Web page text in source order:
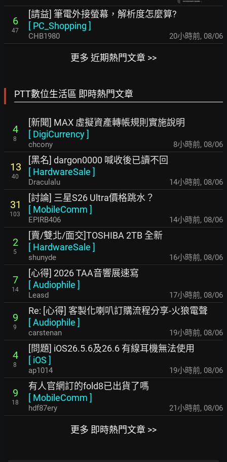
6
47
[請益] 筆電外接螢幕，解析度怎麼算?
[ PC_Shopping ]
CHB1980 20小時前, 08/06
更多 近期熱門文章 >>
PTT數位生活區 即時熱門文章
4
8
[新聞] MAX 虛擬資產轉帳規則實施說明
[ DigiCurrency]
chcony 8小時前, 08/06
13
40
[黑名] dargon0000 喊收後已讀不回
[ HardwareSale ]
Draculalu 14小時前, 08/06
31
103
[討論] 三星S26 Ultra價格跳水？
[ MobileComm ]
EPIRB406 14小時前, 08/06
2
5
[賣/雙北/面交]TOSHIBA 2TB 全新
[ HardwareSale ]
shunyde 16小時前, 08/06
7
14
[心得] 2026 TAA音響展速寫
[Audiophile ]
Leasd 17小時前, 08/06
9
9
Re: [心得] 客製化喇叭訂購流程分享-火狼電聲
[Audiophile ]
carstenan 19小時前, 08/06
4
8
[問題] iOS26.5.6及26.6 有線耳機無法使用
[ iOS ]
ap1014 19小時前, 08/06
9
18
有人官網訂的fold8已出貨了嗎
[ MobileComm ]
hdf87ery 21小時前, 08/06
更多 即時熱門文章 >>